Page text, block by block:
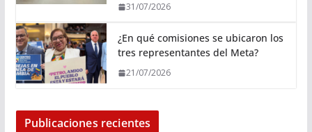
31/07/2026
¿En qué comisiones se ubicaron los
tres representantes del Meta?
21/07/2026
Publicaciones recientes